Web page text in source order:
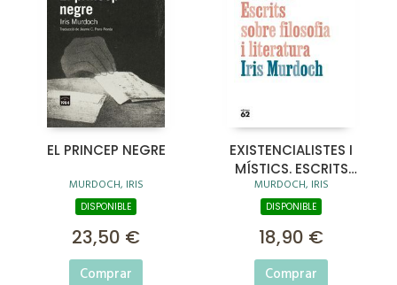
EL PRINCEP NEGRE
MURDOCH, IRIS
DISPONIBLE
23,50 €
Comprar
EXISTENCIALISTES I
MÍSTICS. ESCRITS
SOBRE FILOSOFIA I
LITERATURA
MURDOCH, IRIS
DISPONIBLE
18,90 €
Comprar